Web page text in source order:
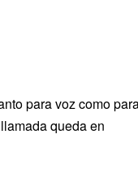
para voz como
queda en